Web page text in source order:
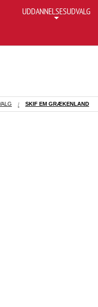
UDDANNELSESUDVALG
SKIF EM GRÆKENLAND